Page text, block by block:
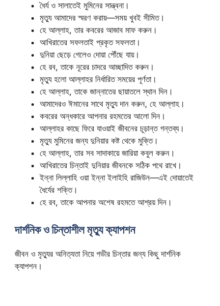
ধৈর্য ও সালাতেই মুমিনের সান্ত্বনা।
মৃত্যু আমাদের স্মরণ করায়—সময় খুবই সীমিত।
হে আল্লাহ, তার কবরের আজাব মাফ করুন।
আখিরাতের সফলতাই প্রকৃত সফলতা।
দুনিয়া ছেড়ে গেলেও দোয়া পৌঁছে যায়।
হে রব, তাকে নূরের চাদরে আচ্ছাদিত করুন।
মৃত্যু হলো আল্লাহর নির্ধারিত সময়ের পূর্ণতা।
হে আল্লাহ, তাকে জান্নাতের ছায়াতলে স্থান দিন।
আমাদেরও ঈমানের সাথে মৃত্যু দান করুন, হে আল্লাহ।
কবরের অন্ধকারে আপনার রহমতের আলো দিন।
আল্লাহর কাছে ফিরে যাওয়াই জীবনের চূড়ান্ত গন্তব্য।
মৃত্যু মুমিনের জন্য দুনিয়ার কষ্ট থেকে মুক্তি।
হে আল্লাহ, তার সব সাদাকায়ে জারিয়া কবুল করুন।
আখিরাতের চিন্তাই দুনিয়ার জীবনকে সঠিক পথে রাখে।
ইন্না লিল্লাহি ওয়া ইন্না ইলাইহি রাজিউন—এই দোয়াতেই
ধৈর্যের শক্তি।
হে রব, তাকে আপনার অশেষ রহমতে আশ্রয় দিন।
দার্শনিক ও চিন্তাশীল মৃত্যু ক্যাপশন
জীবন ও মৃত্যুর অনিত্যতা নিয়ে গভীর চিন্তার জন্য কিছু দার্শনিক
ক্যাপশন।